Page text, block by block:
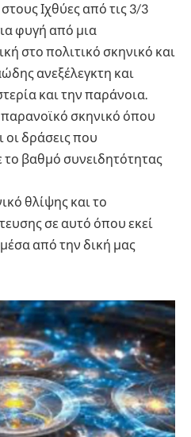
Ιχθύες από τις 3/3
φυγή από μια
στο πολιτικό σκηνικό και
ανεξέλεγκτη και
και την παράνοια.
σκηνικό όπου
οι δράσεις που
βαθμό συνειδητότητας
θλίψης και το
σε αυτό όπου εκεί
από την δική μας